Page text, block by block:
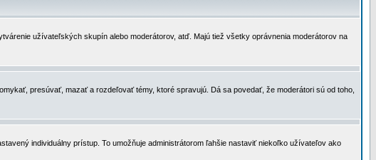
užívateľských skupín alebo moderátorov, atď. Majú tiež všetky oprávnenia moderátorov na
presúvať, mazať a rozdeľovať témy, ktoré spravujú. Dá sa povedať, že moderátori sú od toho,
individuálny prístup. To umožňuje administrátorom ľahšie nastaviť niekoľko užívateľov ako